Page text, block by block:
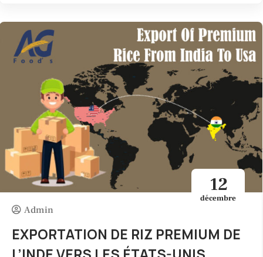
12
décembre
Admin
EXPORTATION DE RIZ PREMIUM DE